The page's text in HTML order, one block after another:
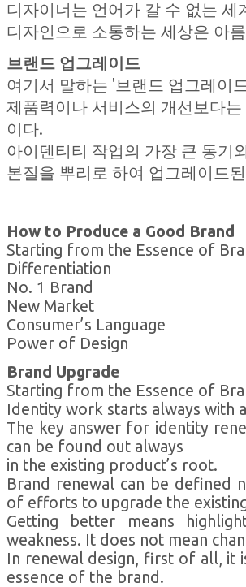
디자이너는 언어가 갈 수 없는 세
디자인으로 소통하는 세상은 아
브랜드 업그레이드
여기서 말하는 '브랜드 업그레이
제품력이나 서비스의 개선보다
이다.
아이덴티티 작업의 가장 큰 동기
본질을 뿌리로 하여 업그레이드
How to Produce a Good Brand
Starting from the Essence of
Differentiation
No. 1 Brand
New Market
Consumer’s Language
Power of Design
Brand Upgrade
Starting from the Essence of
Identity work starts always with
The key answer for identity
can be found out always
in the existing product’s root.
Brand renewal can be defined
of efforts to upgrade the
Getting better means
weakness. It does not mean
In renewal design, first of all, it
essence of the brand.